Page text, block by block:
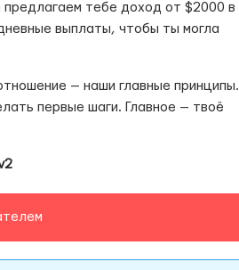
тебе доход от $2000 в
выплаты, чтобы ты могла
— наши главные принципы.
первые шаги. Главное — твоё